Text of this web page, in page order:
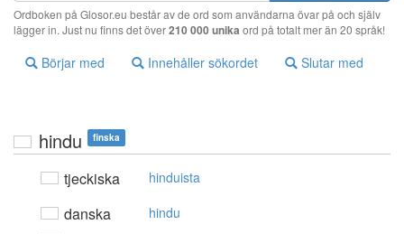
Ordboken på Glosor.eu består av de ord som användarna övar på och själv
lägger in. Just nu finns det över210 000 unika ord på totalt mer än 20 språk!
Börjar med Innehåller sökordet Slutar med
hindu finska
tjeckiska hinduista
danska hindu